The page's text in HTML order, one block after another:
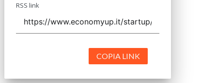
RSS link
COPIA LINK